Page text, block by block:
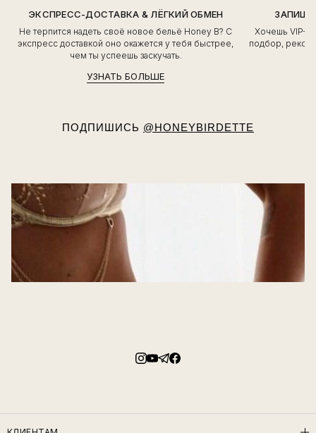
ЭКСПРЕСС-ДОСТАВКА & ЛЁГКИЙ ОБМЕН
Не терпится надеть своё новое бельё Honey B? С
экспресс доставкой оно окажется у тебя быстрее,
чем ты успеешь заскучать.
УЗНАТЬ БОЛЬШЕ
Хочешь VIP-
подбор,
ПОДПИШИСЬ @HONEYBIRDETTE